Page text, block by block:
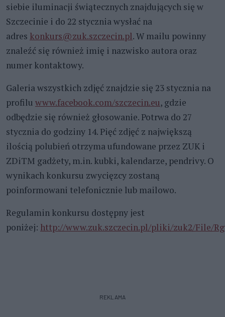
siebie iluminacji świątecznych znajdujących się w
Szczecinie i do 22 stycznia wysłać na
adres konkurs@zuk.szczecin.pl. W mailu powinny
znaleźć się również imię i nazwisko autora oraz
numer kontaktowy.
Galeria wszystkich zdjęć znajdzie się 23 stycznia na
profilu www.facebook.com/szczecin.eu, gdzie
odbędzie się również głosowanie. Potrwa do 27
stycznia do godziny 14. Pięć zdjęć z największą
ilością polubień otrzyma ufundowane przez ZUK i
ZDiTM gadżety, m.in. kubki, kalendarze, pendrivy. O
wynikach konkursu zwycięzcy zostaną
poinformowani telefonicznie lub mailowo.
Regulamin konkursu dostępny jest
poniżej: http://www.zuk.szczecin.pl/pliki/zuk2/File/
REKLAMA